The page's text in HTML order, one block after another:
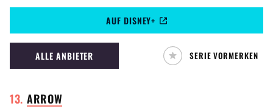
Vision erzählt. Darin leben Wanda und Vision
ein ruhiges Vorstadtleben, bis sie erkennen,
dass nichts so ist, wie es scheint.
AUF DISNEY+
ALLE ANBIETER SERIE VORMERKEN
ARROW